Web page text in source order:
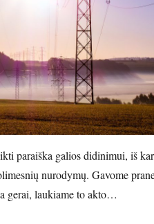
paraiška galios didinimui, iš
nurodymų. Gavome
gerai, laukiame to akto…